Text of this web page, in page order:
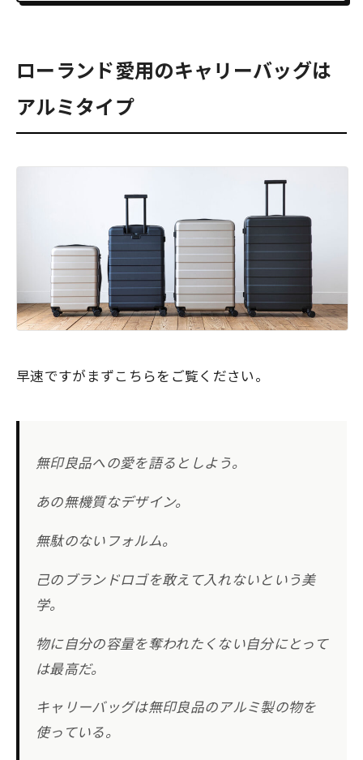
ローランド愛用のキャリーバッグは
アルミタイプ
早速ですがまずこちらをご覧ください。
無印良品への愛を語るとしよう。
あの無機質なデザイン。
無駄のないフォルム。
己のブランドロゴを敢えて入れないという美
学。
物に自分の容量を奪われたくない自分にとって
は最高だ。
キャリーバッグは無印良品のアルミ製の物を
使っている。